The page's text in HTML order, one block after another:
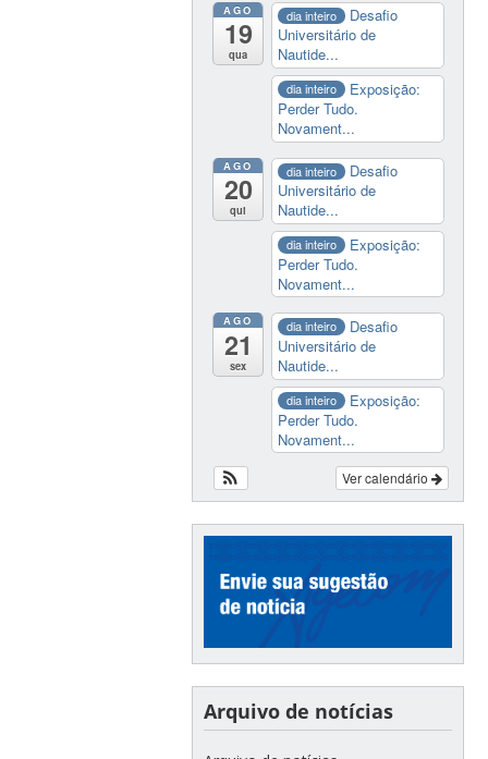
AGO
19
qua
dia inteiro
Desafio
Universitário de
Nautide...
dia inteiro
Exposição:
Perder Tudo.
Novament...
AGO
20
qui
dia inteiro
Desafio
Universitário de
Nautide...
dia inteiro
Exposição:
Perder Tudo.
Novament...
AGO
21
sex
dia inteiro
Desafio
Universitário de
Nautide...
dia inteiro
Exposição:
Perder Tudo.
Novament...
Ver calendário
Arquivo de notícias